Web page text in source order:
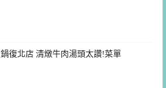
復北店 清燉牛肉湯頭太讚!菜單